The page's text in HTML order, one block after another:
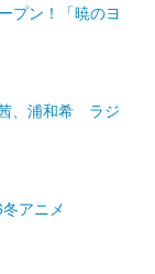
プン！「暁のヨ
茜、浦和希 ラジ
アニメ